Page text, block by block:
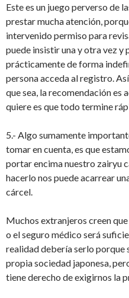
Este es un juego perverso de
prestar mucha atención,
intervenido permiso para
puede insistir una y otra vez
prácticamente de forma
persona acceda al registro.
que sea, la recomendación es
quiere es que todo termine
5.- Algo sumamente
tomar en cuenta, es que
portar encima nuestro zairyu
hacerlo nos puede acarrear
cárcel.
Muchos extranjeros creen
o el seguro médico será
realidad debería serlo porque
propia sociedad japonesa,
tiene derecho de exigirnos la